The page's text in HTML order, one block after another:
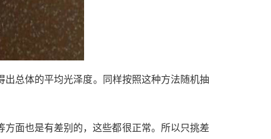
总体的平均光泽度。同样按照这种方法随机抽
面也是有差别的，这些都很正常。所以只挑差